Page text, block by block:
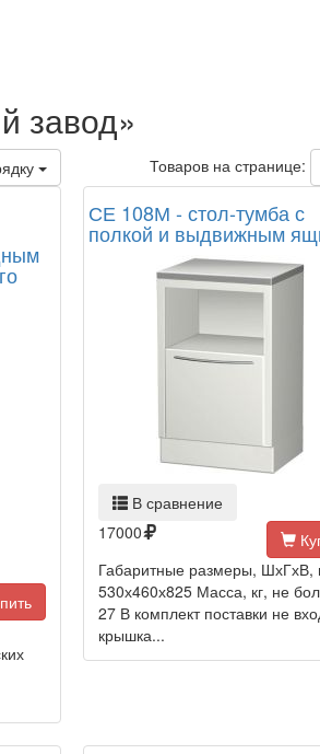
завод»
Товаров на странице:
СЕ 108М - стол-тумба с
полкой и выдвижным
В сравнение
17000
Габаритные размеры, ШхГхВ,
530х460х825 Масса, кг, не
27 В комплект поставки не
крышка...